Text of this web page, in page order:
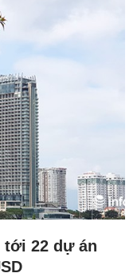
tới 22 dự án